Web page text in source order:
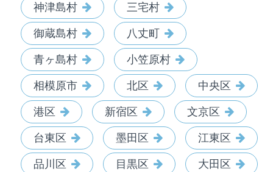
神津島村 三宅村
御蔵島村 八丈町
青ヶ島村 小笠原村
相模原市 北区 中央区
港区 新宿区 文京区
台東区 墨田区 江東区
品川区 目黒区 大田区